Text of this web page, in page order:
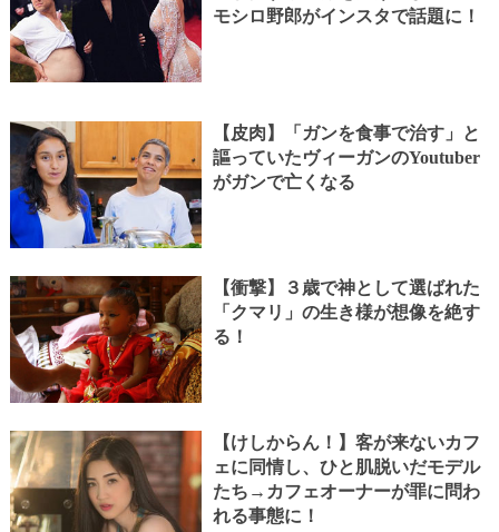
モシロ野郎がインスタで話題に！
【皮肉】「ガンを食事で治す」と
謳っていたヴィーガンのYoutuber
がガンで亡くなる
【衝撃】３歳で神として選ばれた
「クマリ」の生き様が想像を絶す
る！
【けしからん！】客が来ないカフ
ェに同情し、ひと肌脱いだモデル
たち→カフェオーナーが罪に問わ
れる事態に！